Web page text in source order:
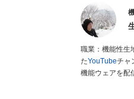
職業：機能性生地クリエーター 機能性生地をこよなく愛している
たYouTubeチャ
機能ウェアを配